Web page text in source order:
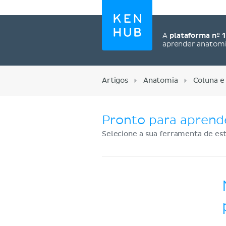
A plataforma nº 1
aprender
Artigos Anatomia Coluna
Pronto para
Selecione a sua ferramenta de